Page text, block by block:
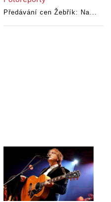
Předávání cen Žebřík: Na...